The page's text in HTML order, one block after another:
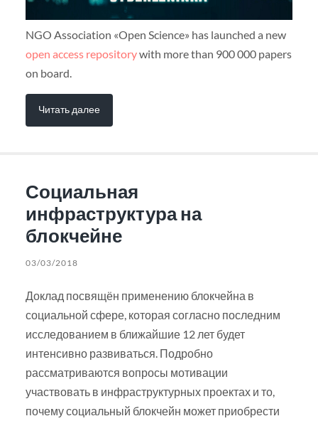
NGO Association «Open Science» has launched a new
open access repositorywith more than 900 000 papers
on board.
Читать далее
Социальная
инфраструктура на
блокчейне
03/03/2018
Доклад посвящён применению блокчейна в
социальной сфере, которая согласно последним
исследованием в ближайшие 12 лет будет
интенсивно развиваться. Подробно
рассматриваются вопросы мотивации
участвовать в инфраструктурных проектах и то,
почему социальный блокчейн может приобрести